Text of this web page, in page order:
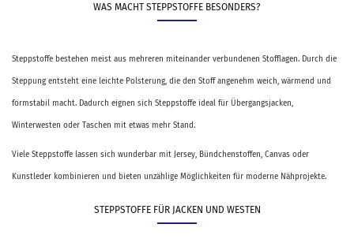
WAS MACHT STEPPSTOFFE BESONDERS?
Steppstoffe bestehen meist aus mehreren miteinander verbundenen Stofflagen. Durch die
Steppung entsteht eine leichte Polsterung, die den Stoff angenehm weich, wärmend und
formstabil macht. Dadurch eignen sich Steppstoffe ideal für Übergangsjacken,
Winterwesten oder Taschen mit etwas mehr Stand.
Viele Steppstoffe lassen sich wunderbar mit Jersey, Bündchenstoffen, Canvas oder
Kunstleder kombinieren und bieten unzählige Möglichkeiten für moderne Nähprojekte.
STEPPSTOFFE FÜR JACKEN UND WESTEN